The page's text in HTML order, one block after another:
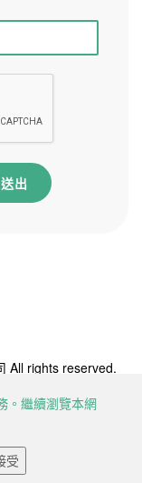
出
。繼續瀏覽本網
受
All rights reserved.